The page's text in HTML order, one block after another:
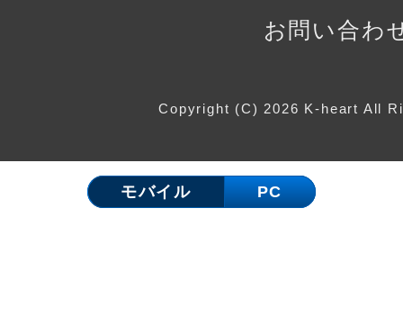
お問い合わ
Copyright (C) 2026 K-heart All
モバイル PC